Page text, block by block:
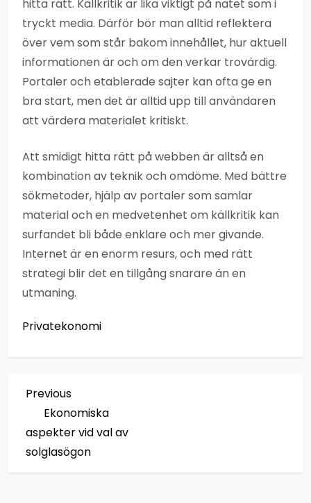
hitta rätt. Källkritik är lika viktigt på nätet som i
tryckt media. Därför bör man alltid reflektera
över vem som står bakom innehållet, hur aktuell
informationen är och om den verkar trovärdig.
Portaler och etablerade sajter kan ofta ge en
bra start, men det är alltid upp till användaren
att värdera materialet kritiskt.
Att smidigt hitta rätt på webben är alltså en
kombination av teknik och omdöme. Med bättre
sökmetoder, hjälp av portaler som samlar
material och en medvetenhet om källkritik kan
surfandet bli både enklare och mer givande.
Internet är en enorm resurs, och med rätt
strategi blir det en tillgång snarare än en
utmaning.
Privatekonomi
I
n
l
Previous
Post
Previous
Ekonomiska
aspekter vid val av
solglasögon